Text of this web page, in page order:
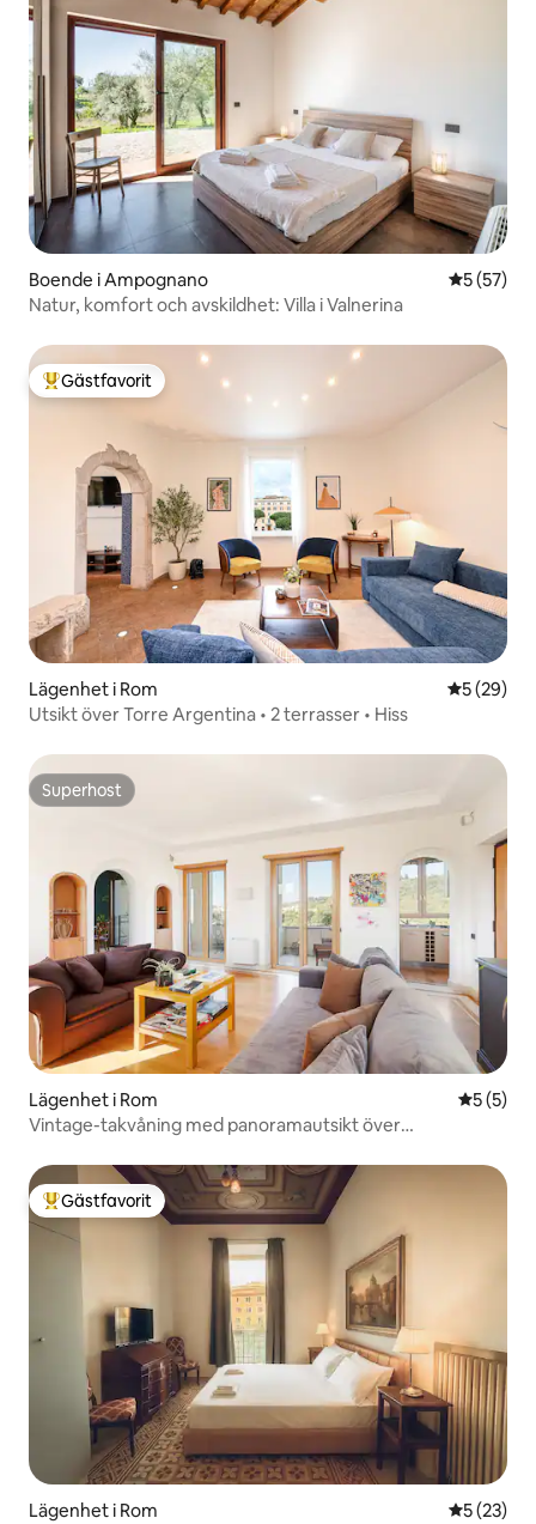
Boende i Ampognano 5 av 5 i
5 (57)
Natur, komfort och avskildhet: Villa i Valnerina
Populär gästfavorit
Gästfavorit
Lägenhet i Rom 5 av 5 i
5 (29)
Utsikt över Torre Argentina • 2 terrasser • Hiss
Superhost
Superhost
Lägenhet i Rom 5 av 5 i
5 (5)
Vintage-takvåning med panoramautsikt över
Populär gästfavorit
Gästfavorit
Lägenhet i Rom 5 av 5 i
5 (23)